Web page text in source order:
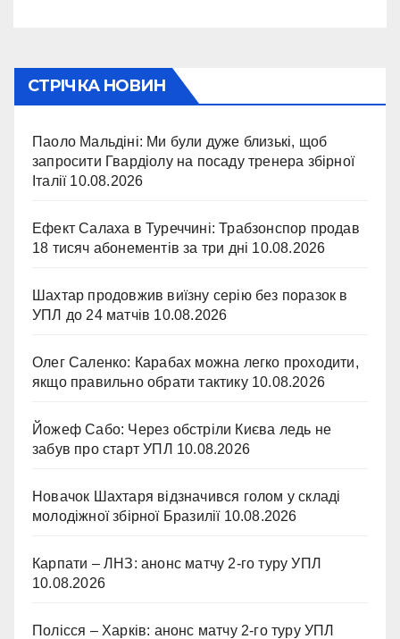
СТРІЧКА НОВИН
Паоло Мальдіні: Ми були дуже близькі, щоб
запросити Гвардіолу на посаду тренера збірної
Італії 10.08.2026
Ефект Салаха в Туреччині: Трабзонспор продав
18 тисяч абонементів за три дні 10.08.2026
Шахтар продовжив виїзну серію без поразок в
УПЛ до 24 матчів 10.08.2026
Олег Саленко: Карабах можна легко проходити,
якщо правильно обрати тактику 10.08.2026
Йожеф Сабо: Через обстріли Києва ледь не
забув про старт УПЛ 10.08.2026
Новачок Шахтаря відзначився голом у складі
молодіжної збірної Бразилії 10.08.2026
Карпати – ЛНЗ: анонс матчу 2-го туру УПЛ
10.08.2026
Полісся – Харків: анонс матчу 2-го туру УПЛ